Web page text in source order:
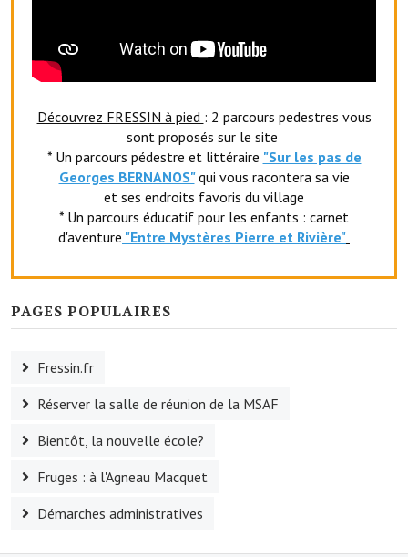
La troupe théâtrale de l'Avenir Fressinois
L'association du château
Le foyer rural
Le club de l'amitié
Le comité des fêtes
L'association Avotra-France
Le foyer de la Planquette
L'association des anciens combattants
L'association des anciens sapeurs-pompiers volontaires
Village sportif
L'US Crequy Fressin
La société de chasse
Découvrez FRESSIN à pied : 2 parcours pedestres vous
sont proposés sur le site
* Un parcours pédestre et littéraire "Sur les pas de
Georges BERNANOS" qui vous racontera sa vie
et ses endroits favoris du village
* Un parcours éducatif pour les enfants : carnet
d'aventure "Entre Mystères Pierre et Rivière"
PAGES POPULAIRES
Fressin.fr
Réserver la salle de réunion de la MSAF
Bientôt, la nouvelle école?
Fruges : à l'Agneau Macquet
Démarches administratives